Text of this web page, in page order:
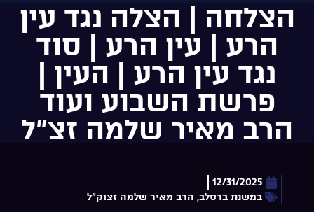
הצלחה | הצלה נגד עין
הרע | עין הרע | סוד
נגד עין הרע | העין |
פרשת השבוע ועוד
הרב מאיר שלמה זצ”ל
12/31/2025
במשנת ברסלב, הרב מאיר שלמה זצוק"ל